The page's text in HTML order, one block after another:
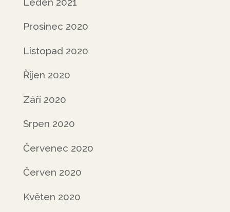
Prosinec 2020
Listopad 2020
Říjen 2020
Září 2020
Srpen 2020
Červenec 2020
Červen 2020
Květen 2020